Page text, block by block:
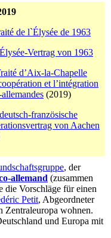
de l`Élysée de 1963
Vertrag von 1963
d’Aix-la-Chapelle
et l’intégration
(2019)
französische
von Aachen
, der
allemand (zusammen
Vorschläge für einen
Petit, Abgeordneter
Zentraleuropa wohnen.
und Europa mit